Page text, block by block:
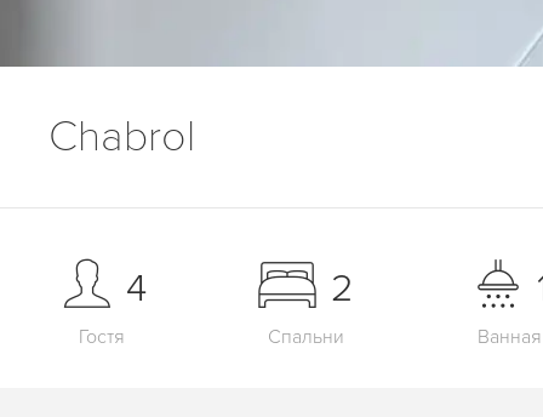
Chabrol
Гостя
4
Спальни
2
Ванная